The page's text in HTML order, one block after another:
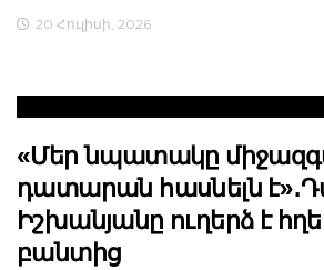
20 Հուլիսի, 2026
«Մեր նպատակը
դատարան հասնելն
Իշխանյանը ուղերձ է
բանտից